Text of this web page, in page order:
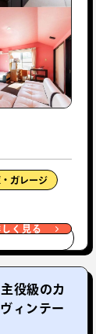
ガレージ
く見る
役級のカ
ィンテー